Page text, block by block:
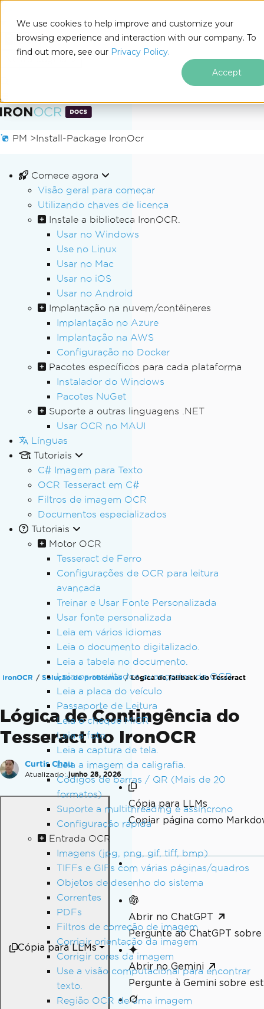
We use cookies to help improve and customize your
browsing experience and interaction with our company. To
find out more, see our Privacy Policy.
Accept
Ir para o conteúdo do rodapé
Docs
PM >Install-Package IronOcr
Comece agora
Visão geral para começar
Utilizando chaves de licença
Instale a biblioteca IronOCR.
Usar no Windows
Use no Linux
Usar no Mac
Usar no iOS
Usar no Android
Implantação na nuvem/contêineres
Implantação no Azure
Implantação na AWS
Configuração no Docker
Pacotes específicos para cada plataforma
Instalador do Windows
Pacotes NuGet
Suporte a outras linguagens .NET
Usar OCR no MAUI
Línguas
Tutoriais
C# Imagem para Texto
OCR Tesseract em C#
Filtros de imagem OCR
Documentos especializados
Tutoriais
Motor OCR
Tesseract de Ferro
Configurações de OCR para leitura
avançada
Treinar e Usar Fonte Personalizada
Usar fonte personalizada
Leia em vários idiomas
Leia o documento digitalizado.
Leia a tabela no documento.
Leia os resultados avançados de OCR
Leia a placa do veículo
Passaporte de Leitura
Leia o cheque MICR
Leia a foto
Leia a captura de tela.
Leia a imagem da caligrafia.
Códigos de barras / QR (Mais de 20
formatos)
Suporte a multithreading e assíncrono
Configuração rápida
Entrada OCR
Imagens (jpg, png, gif, tiff, bmp)
TIFFs e GIFs com várias páginas/quadros
Objetos de desenho do sistema
Correntes
PDFs
Filtros de correção de imagem
Corrigir orientação da imagem
Corrigir cores da imagem
Use a visão computacional para encontrar
texto.
Região OCR de uma imagem
IronOCR Solução de problemas Lógica de fallback do Tesseract
Lógica de Contingência do
Tesseract no IronOCR
Curtis Chau
Atualizado: junho 28, 2026
Cópia para LLMs
Cópia para LLMs
Copiar página como
Abrir no ChatGPT
Pergunte ao ChatGPT sobre
Abrir no Gemini
Pergunte à Gemini sobre